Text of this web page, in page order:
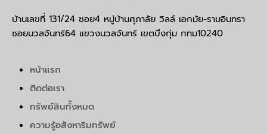
บ้านเลขที่ 131/24 ซอย4 หมู่บ้านศุภาลัย วิลล์ เอกมัย-รามอินทรา
ซอยนวลจันทร์64 แขวงนวลจันทร์ เขตบึงกุ่ม กทม10240
หน้าแรก
ติดต่อเรา
ทรัพย์สินทั้งหมด
ความรู้อสังหาริมทรัพย์